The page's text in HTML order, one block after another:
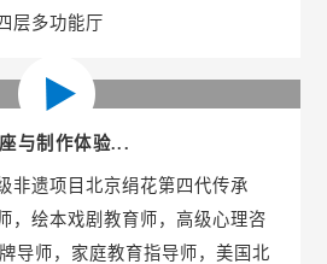
层多功能厅
与制作体验...
非遗项目北京绢花第四代传承
，绘本戏剧教育师，高级心理咨
导师，家庭教育指导师，美国北